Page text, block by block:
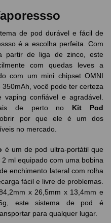
de pod durável e fácil de
é a escolha perfeita. Com
partir de liga de zinco, este
com quedas leves a
com um mini chipset OMNI
você pode ter certeza
confiável e agradável.
de perto no Kit Pod
por que ele é um dos
no mercado.
é um de pod ultra-portátil que
ml equipado com uma bobina
enchimento lateral com rolha
fácil e livre de problemas.
x 26,5mm x 13,4mm e
este sistema de pod é
para qualquer lugar.